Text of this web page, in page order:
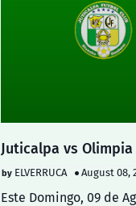
Juticalpa vs Olimpia
ELVERRUCA August 08,
Este Domingo, 09 de